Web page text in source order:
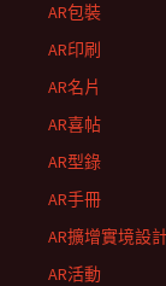
AR包裝
AR印刷
AR名片
AR喜帖
AR型錄
AR手冊
AR擴增實境設
AR活動